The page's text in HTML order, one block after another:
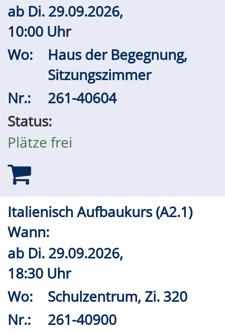
ab Di. 29.09.2026,
10:00 Uhr
Wo:
Haus der Begegnung,
Sitzungszimmer
Nr.:
261-40604
Status:
Plätze frei
Italienisch Aufbaukurs (A2.1)
Wann:
ab Di. 29.09.2026,
18:30 Uhr
Wo:
Schulzentrum, Zi. 320
Nr.:
261-40900